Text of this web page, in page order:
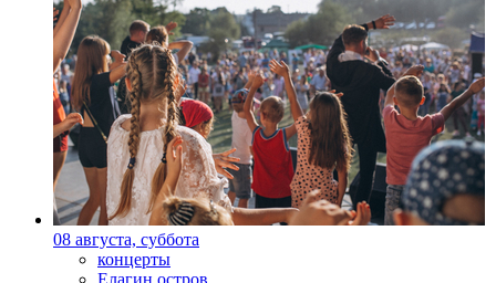
08 августа, суббота
концерты
Елагин остров